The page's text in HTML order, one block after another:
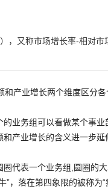
，又称市场增长率-相对市
和产业增长两个维度区分
的业务组可以看做某个事
产业增长的含义进一步
代表一个业务组,圆圈的
”，落在第四象限的被称为“